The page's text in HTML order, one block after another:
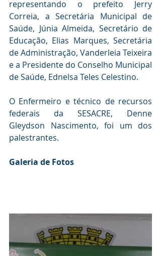
representando o prefeito Jerry
Correia, a Secretária Municipal de
Saúde, Júnia Almeida, Secretário de
Educação, Elias Marques, Secretária
de Administração, Vanderleia Teixeira
e a Presidente do Conselho Municipal
de Saúde, Ednelsa Teles Celestino.
O Enfermeiro e técnico de recursos
federais da SESACRE, Denne
Gleydson Nascimento, foi um dos
palestrantes.
Galeria de Fotos